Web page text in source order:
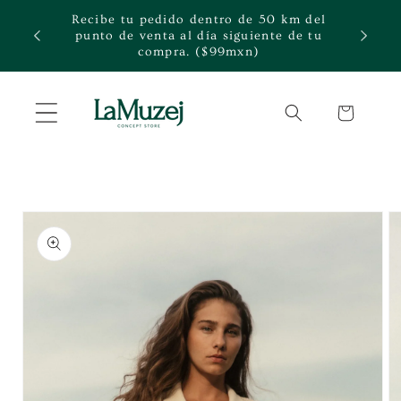
directamente
al contenido
Recibe tu pedido dentro de 50 km del
punto de venta al día siguiente de tu
compra. ($99mxn)
Carrito
directamente
a la
información